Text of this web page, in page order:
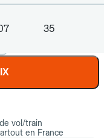
35
vol/train
en France